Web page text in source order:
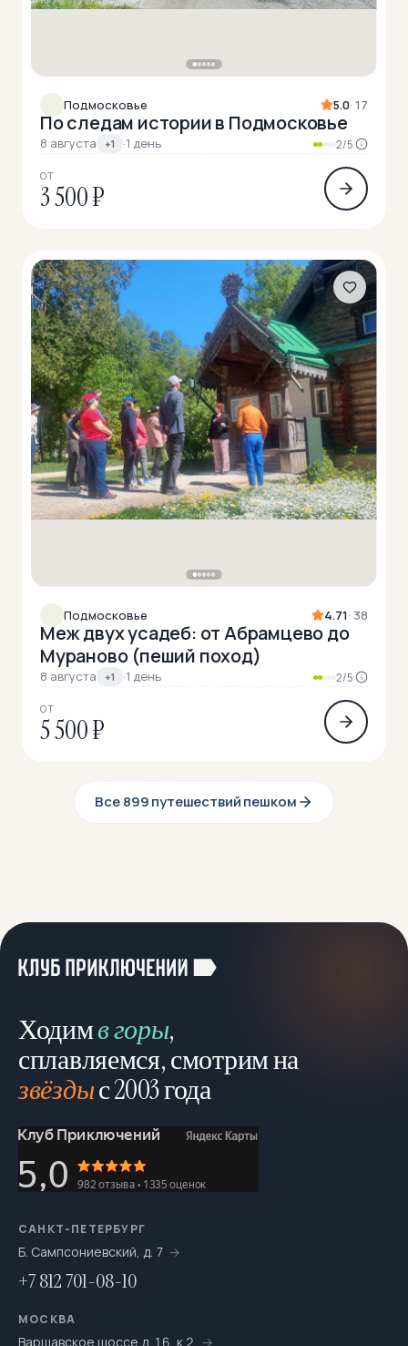
Подмосковье 5.0· 17
По следам истории в Подмосковье
8 августа +1 ·1 день 2/5
ОТ
3 500 ₽
Подмосковье 4.71· 38
Меж двух усадеб: от Абрамцево до
Мураново (пеший поход)
8 августа +1 ·1 день 2/5
ОТ
5 500 ₽
Все 899 путешествий пешком
Ходимв горы,
сплавляемся, смотрим на
звёздыс 2003 года
САНКТ-ПЕТЕРБУРГ
Б. Сампсониевский, д. 7
+7 812 701-08-10
МОСКВА
Варшавское шоссе д. 16, к.2